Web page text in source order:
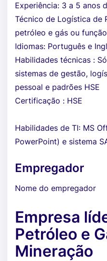
Experiência: 3 a 5 anos
Técnico de Logística de
petróleo e gás ou
Idiomas: Português e
Habilidades técnicas :
sistemas de gestão,
pessoal e padrões HSE
Certificação : HSE
Habilidades de TI: MS
PowerPoint) e sistema
Empregador
Nome do empregador
Empresa
Petróleo e
Mineração